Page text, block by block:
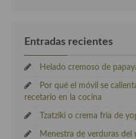
Entradas recientes
Helado cremoso de
Por qué el móvil se
recetario en la cocina
Tzatziki o crema fría de
Menestra de verduras del